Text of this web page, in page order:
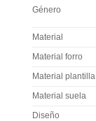
Género
Material
Material forro
Material plantilla
Material suela
Diseño